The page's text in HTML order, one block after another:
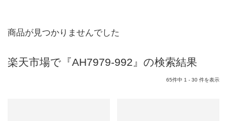
商品が見つかりませんでした
楽天市場で『AH7979-992』の検索結果
65件中 1 - 30 件を表示